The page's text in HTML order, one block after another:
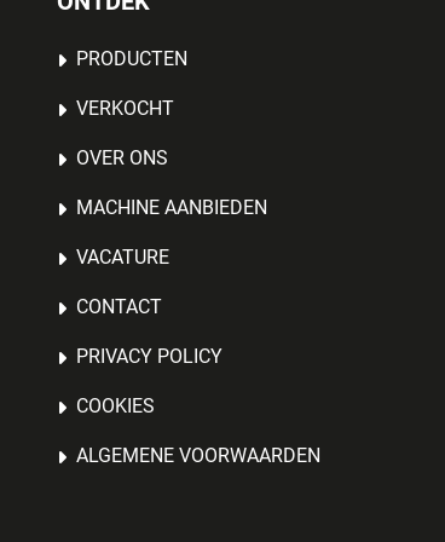
PRODUCTEN
VERKOCHT
OVER ONS
MACHINE AANBIEDEN
VACATURE
CONTACT
PRIVACY POLICY
COOKIES
ALGEMENE VOORWAARDEN